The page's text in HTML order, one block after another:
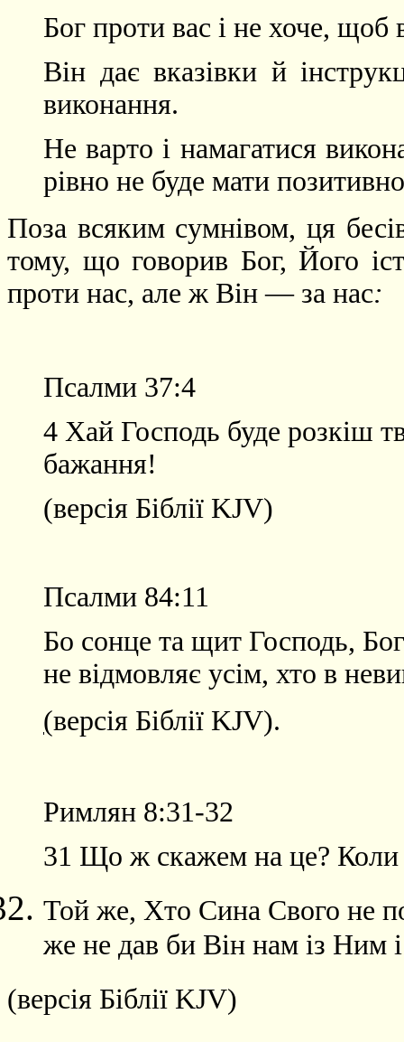
Бог проти вас і не хоче,
Він дає вказівки й
виконання.
Не варто і намагатися
рівно не буде мати
Поза всяким сумнівом, ця
тому, що говорив Бог, Його
проти нас, але ж Він — за нас:
Псалми 37:4
4 Хай Господь буде розкіш
бажання!
(версія Біблії KJV)
Псалми 84:11
Бо сонце та щит Господь,
не відмовляє усім, хто в
(версія Біблії KJV).
Римлян 8:31-32
31 Що ж скажем на це? Коли
Той же, Хто Сина Свого не
же не дав би Він нам із Ним
(версія Біблії KJV)